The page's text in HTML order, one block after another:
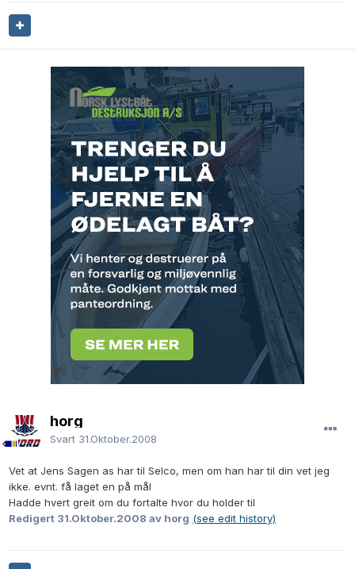
horg
Svart 31.Oktober.2008
Vet at Jens Sagen as har til Selco, men om han har til din vet jeg
ikke. evnt. få laget en på mål
Hadde hvert greit om du fortalte hvor du holder til
Redigert 31.Oktober.2008 av horg (see edit history)